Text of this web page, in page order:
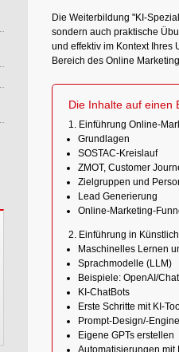
Die Weiterbildung "KI-
sondern auch praktische
und effektiv im Kontext Ihres
Bereich des Online
Die Inhalte auf einen
1. Einführung Online-
Grundlagen
SOSTAC-Kreislauf
ZMOT, Customer
Zielgruppen und
Lead Generierung
Online-Marketing-
2. Einführung in
Maschinelles Lernen
Sprachmodelle (LLM)
Beispiele: OpenAI/
KI-ChatBots
Erste Schritte mit KI-
Prompt-Design/-
Eigene GPTs erstellen
Automatisierungen mit